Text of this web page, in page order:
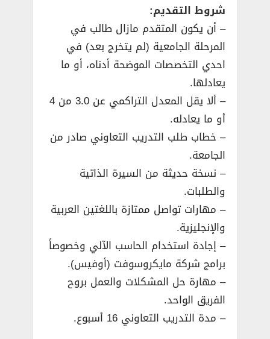
شروط التقديم:
– أن يكون المتقدم مازال طالب في
المرحلة الجامعية (لم يتخرج بعد) في
احدي التخصصات الموضحة أدناه، أو ما
يعادلها.
– ألا يقل المعدل التراكمي عن 3.0 من 4
أو ما يعادله.
– خطاب طلب التدريب التعاوني صادر من
الجامعة.
– نسخة حديثة من السيرة الذاتية
والطلبات.
– مهارات تواصل ممتازة باللغتين العربية
والإنجليزية.
– إجادة استخدام الحاسب الآلي وخصوصاً
برامج شركة مايكروسوفت (أوفيس).
– مهارة حل المشكلات والعمل بروح
الفريق الواحد.
– مدة التدريب التعاوني 16 أسبوع.